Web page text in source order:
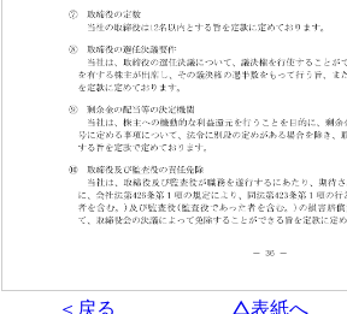
＜戻る △表紙へ